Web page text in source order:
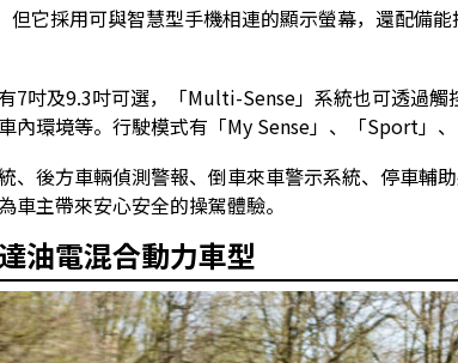
它採用可與智慧型手機相連的顯示螢幕，還配備
7吋及9.3吋可選，「Multi-Sense」系統也可透過觸
內環境等。行駛模式有「My Sense」、「Sport」、
、後方車輛偵測警報、倒車來車警示系統、停車輔助
主帶來安心安全的操駕體驗。
油電混合動力車型